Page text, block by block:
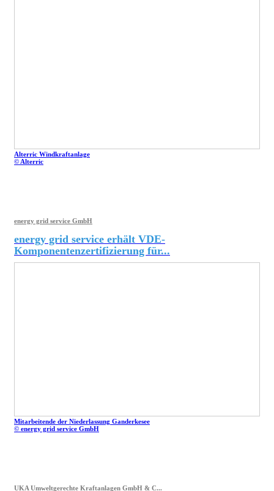
Alterric Windkraftanlage
© Alterric
energy grid service GmbH
energy grid service erhält VDE-
Komponentenzertifizierung für...
Mitarbeitende der Niederlassung Ganderkesee
© energy grid service GmbH
UKA Umweltgerechte Kraftanlagen GmbH & C...